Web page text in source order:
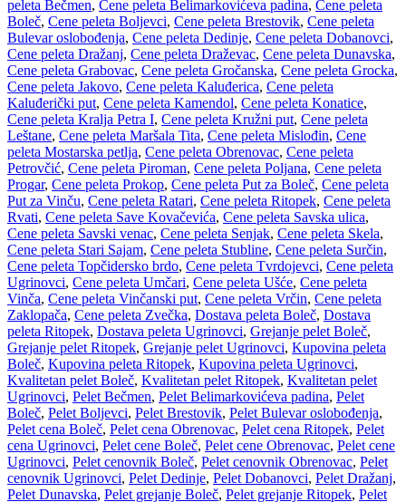
peleta Bečmen, Cene peleta Belimarkovićeva padina, Cene peleta
Boleč, Cene peleta Boljevci, Cene peleta Brestovik, Cene peleta
Bulevar oslobođenja, Cene peleta Dedinje, Cene peleta Dobanovci,
Cene peleta Dražanj, Cene peleta Draževac, Cene peleta Dunavska,
Cene peleta Grabovac, Cene peleta Gročanska, Cene peleta Grocka,
Cene peleta Jakovo, Cene peleta Kaluđerica, Cene peleta
Kaluđerički put, Cene peleta Kamendol, Cene peleta Konatice,
Cene peleta Kralja Petra I, Cene peleta Kružni put, Cene peleta
Leštane, Cene peleta Maršala Tita, Cene peleta Mislođin, Cene
peleta Mostarska petlja, Cene peleta Obrenovac, Cene peleta
Petrovčić, Cene peleta Piroman, Cene peleta Poljana, Cene peleta
Progar, Cene peleta Prokop, Cene peleta Put za Boleč, Cene peleta
Put za Vinču, Cene peleta Ratari, Cene peleta Ritopek, Cene peleta
Rvati, Cene peleta Save Kovačevića, Cene peleta Savska ulica,
Cene peleta Savski venac, Cene peleta Senjak, Cene peleta Skela,
Cene peleta Stari Sajam, Cene peleta Stubline, Cene peleta Surčin,
Cene peleta Topčidersko brdo, Cene peleta Tvrdojevci, Cene peleta
Ugrinovci, Cene peleta Umčari, Cene peleta Ušće, Cene peleta
Vinča, Cene peleta Vinčanski put, Cene peleta Vrčin, Cene peleta
Zaklopača, Cene peleta Zvečka, Dostava peleta Boleč, Dostava
peleta Ritopek, Dostava peleta Ugrinovci, Grejanje pelet Boleč,
Grejanje pelet Ritopek, Grejanje pelet Ugrinovci, Kupovina peleta
Boleč, Kupovina peleta Ritopek, Kupovina peleta Ugrinovci,
Kvalitetan pelet Boleč, Kvalitetan pelet Ritopek, Kvalitetan pelet
Ugrinovci, Pelet Bečmen, Pelet Belimarkovićeva padina, Pelet
Boleč, Pelet Boljevci, Pelet Brestovik, Pelet Bulevar oslobođenja,
Pelet cena Boleč, Pelet cena Obrenovac, Pelet cena Ritopek, Pelet
cena Ugrinovci, Pelet cene Boleč, Pelet cene Obrenovac, Pelet cene
Ugrinovci, Pelet cenovnik Boleč, Pelet cenovnik Obrenovac, Pelet
cenovnik Ugrinovci, Pelet Dedinje, Pelet Dobanovci, Pelet Dražanj,
Pelet Dunavska, Pelet grejanje Boleč, Pelet grejanje Ritopek, Pelet